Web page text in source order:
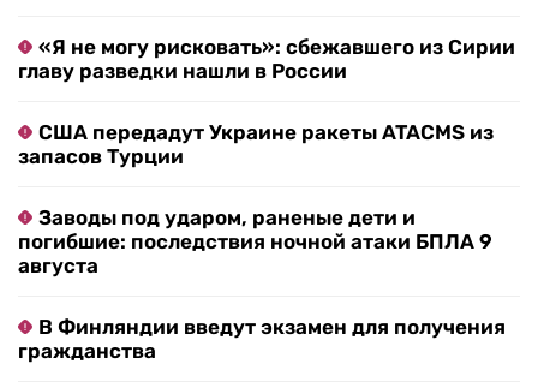
«Я не могу рисковать»: сбежавшего из Сирии
главу разведки нашли в России
США передадут Украине ракеты ATACMS из
запасов Турции
Заводы под ударом, раненые дети и
погибшие: последствия ночной атаки БПЛА 9
августа
В Финляндии введут экзамен для получения
гражданства